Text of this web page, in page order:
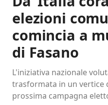
elezioni
comincia a
di Fasano
L'iniziativa nazionale
trasformata in un vertice
prossima campagna